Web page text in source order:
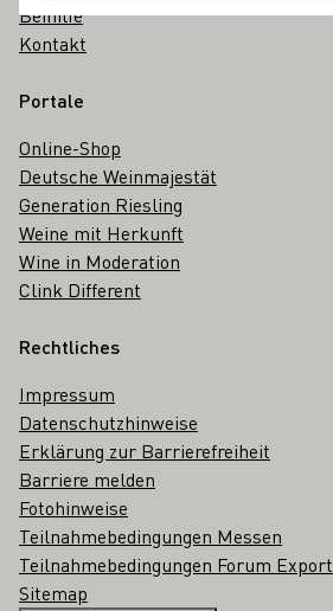
Beihilfe
Kontakt
Portale
Online-Shop
Deutsche Weinmajestät
Generation Riesling
Weine mit Herkunft
Wine in Moderation
Clink Different
Rechtliches
Impressum
Datenschutzhinweise
Erklärung zur Barrierefreiheit
Barriere melden
Fotohinweise
Teilnahmebedingungen Messen
Teilnahmebedingungen Forum Export
Sitemap